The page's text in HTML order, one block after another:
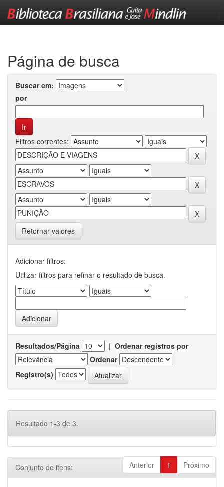
Página de busca
Buscar em:
por
Filtros correntes:
Retornar valores
Adicionar filtros:
Utilizar filtros para refinar o resultado de busca.
Resultados/Página | Ordenar registros por
Ordenar
Registro(s)
Resultado 1-3 de 3.
Anterior 1 Próximo
Conjunto de itens: